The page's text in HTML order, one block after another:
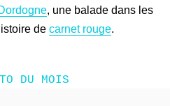
, une balade dans les
decarnet rouge.
DU MOIS